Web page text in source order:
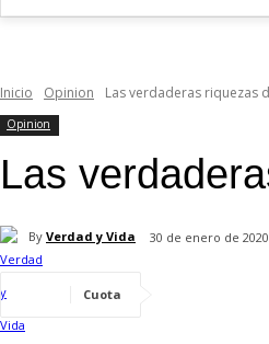
Inicio Opinion Las verdaderas riquezas
Opinion
Las
By Verdad y Vida 30 de enero de 2020
Cuota